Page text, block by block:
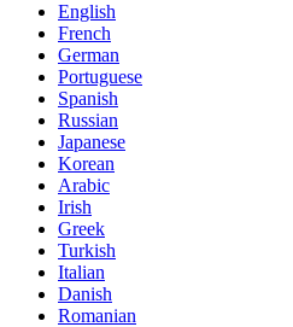
English
French
German
Portuguese
Spanish
Russian
Japanese
Korean
Arabic
Irish
Greek
Turkish
Italian
Danish
Romanian